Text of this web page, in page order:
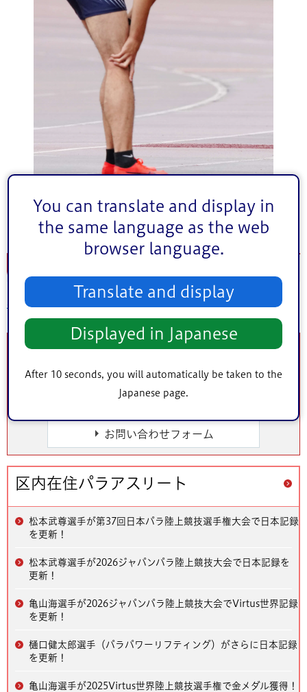
You can translate and display in
the same language as the web
browser language.
Translate and display
Displayed in Japanese
After 10 seconds, you will automatically be taken to the
Japanese page.
写真：アフロ
松本選手紹介ページ
このページに関するお問い合わせ
このページは文化共育部スポーツ振興課 が担当していま
区内在住パラアスリート
松本武尊選手が第37回日本パラ陸上競技選手権大会で日本記録
を更新！
松本武尊選手が2026ジャパンパラ陸上競技大会で日本記録を
更新！
亀山海選手が2026ジャパンパラ陸上競技大会でVirtus世界記録
を更新！
樋口健太郎選手（パラパワーリフティング）がさらに日本記録
を更新！
亀山海選手が2025Virtus世界陸上競技選手権で金メダル獲得！